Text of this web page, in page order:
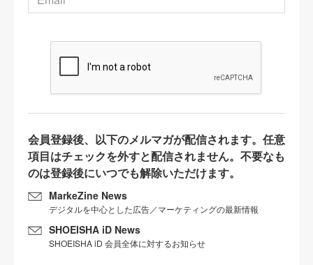
会員登録後、以下のメルマガが配信されます。任意
項目はチェックを外すと配信されません。不要なも
のは登録後にいつでも解除いただけます。
MarkeZine News
デジタルを中心とした広告／マーケティングの最新情報
SHOEISHA iD News
SHOEISHA iD 会員全体に対するお知らせ